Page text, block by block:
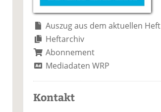
Auszug aus dem aktuellen Heft
Heftarchiv
Abonnement
Mediadaten WRP
Kontakt